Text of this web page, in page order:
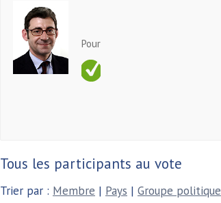
Pour
Tous les participants au vote
Trier par : Membre | Pays | Groupe politique